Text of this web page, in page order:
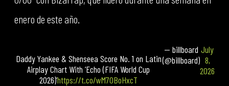
enero de este año.
Daddy Yankee & Shenseea Score No. 1 on Latin
Airplay Chart With ‘Echo (FIFA World Cup
2026)’https://t.co/wM70BoHxcT
— billboard
(@billboard)
July
8,
2026